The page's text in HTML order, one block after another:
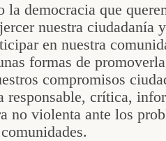
la democracia que
nuestra ciudadanía
en nuestra
formas de
compromisos
responsable, crítica,
no violenta ante los